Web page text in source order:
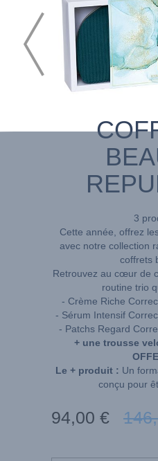
3
Cette année, offrez
avec notre collection
coffrets
Retrouvez au cœur de
routine trio
- Crème Riche
- Sérum Intensif
- Patchs Regard
+ une trousse
Le + produit : Un
conçu pour
94,00 € 146